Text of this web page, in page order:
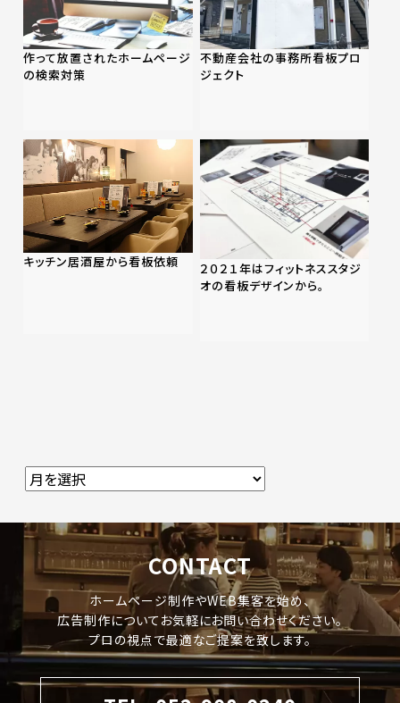
作って放置されたホームページ
の検索対策
不動産会社の事務所看板プロ
ジェクト
キッチン居酒屋から看板依頼
２０２１年はフィットネススタジ
オの看板デザインから。
CONTACT
ホームページ制作やWEB集客を始め、
広告制作についてお気軽にお問い合わせください。
プロの視点で最適なご提案を致します。